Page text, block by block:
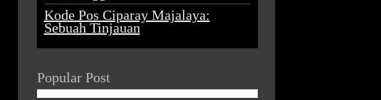
Kode Pos Ciparay Majalaya:
Sebuah Tinjauan
Popular Post